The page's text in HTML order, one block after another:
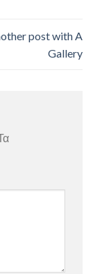
post with A
Gallery